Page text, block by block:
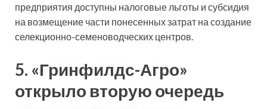
предприятия доступны налоговые льготы и субсидия
на возмещение части понесенных затрат на создание
селекционно-семеноводческих центров.
5. «Гринфилдс-Агро»
открыло вторую очередь